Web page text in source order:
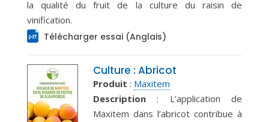
la qualité du fruit de la culture du raisin de
vinification.
Télécharger essai (Anglais)
Culture : Abricot
Produit : Maxitem
Description: L’application de
Maxitem dans l’abricot contribue à